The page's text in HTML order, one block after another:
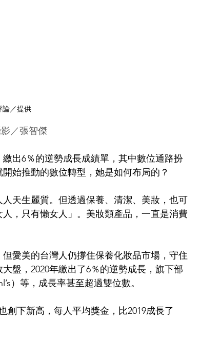
論／提供
／張智傑
出6％的逆勢成長成績單，其中數位通路扮
始推動的數位轉型，她是如何布局的？
天生麗質。但透過保養、清潔、美妝，也可
，只有懶女人」。美妝類產品，一直是消費
愛美的台灣人仍撐住保養化妝品市場，守住
盤，2020年繳出了6％的逆勢成長，旗下部
）等，成長率甚至超過雙位數。
創下新高，每人平均獎金，比2019成長了